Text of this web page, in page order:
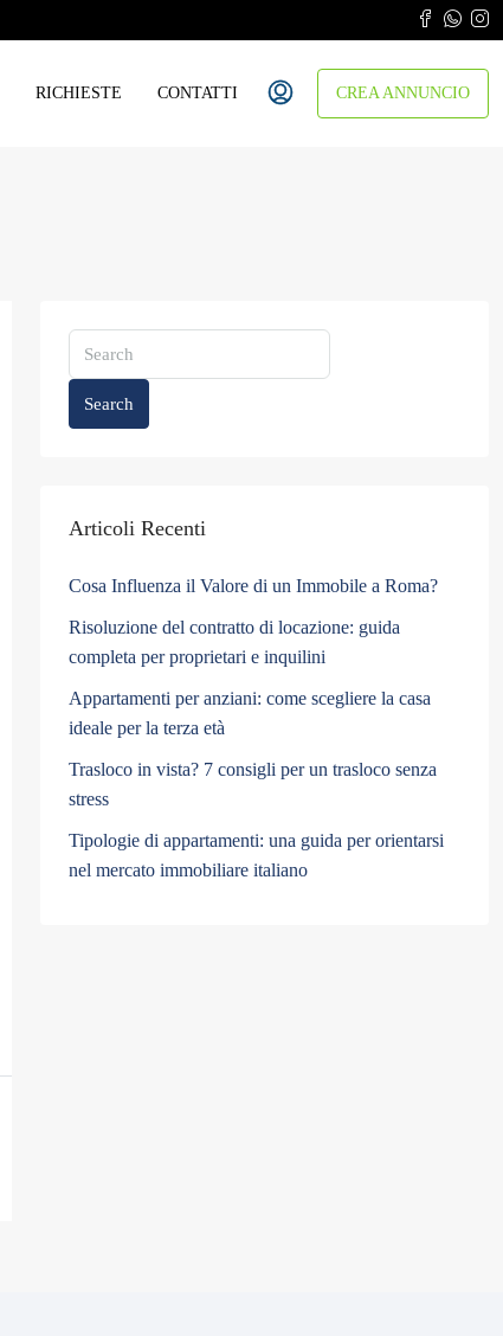
RICHIESTE CONTATTI CREA ANNUNCIO
Search
Articoli Recenti
Cosa Influenza il Valore di un Immobile a Roma?
Risoluzione del contratto di locazione: guida
completa per proprietari e inquilini
Appartamenti per anziani: come scegliere la casa
ideale per la terza età
Trasloco in vista? 7 consigli per un trasloco senza
stress
Tipologie di appartamenti: una guida per orientarsi
nel mercato immobiliare italiano